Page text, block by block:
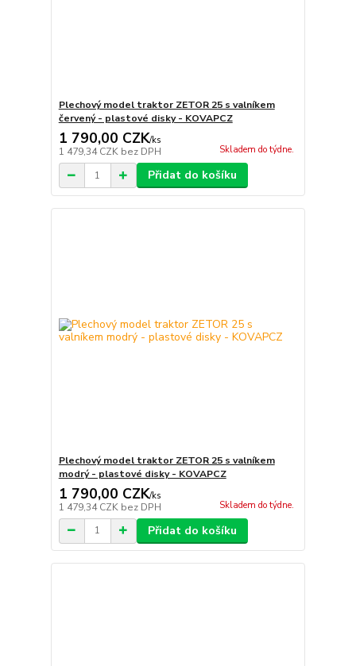
Plechový model traktor ZETOR 25 s valníkem
červený - plastové disky - KOVAPCZ
1 790,00 CZK/ks
1 479,34 CZK bez DPH Skladem do týdne.
Přidat do košíku
Plechový model traktor ZETOR 25 s valníkem
modrý - plastové disky - KOVAPCZ
1 790,00 CZK/ks
1 479,34 CZK bez DPH Skladem do týdne.
Přidat do košíku